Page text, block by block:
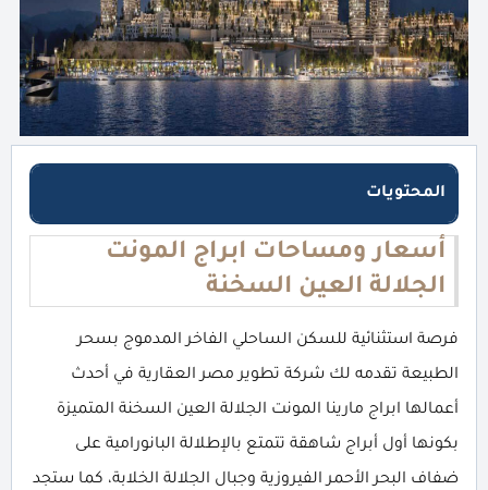
المحتويات
أسعار ومساحات ابراج المونت
الجلالة العين السخنة
فرصة استثنائية للسكن الساحلي الفاخر المدموج بسحر
الطبيعة تقدمه لك شركة تطوير مصر العقارية في أحدث
أعمالها ابراج مارينا المونت الجلالة العين السخنة المتميزة
بكونها أول أبراج شاهقة تتمتع بالإطلالة البانورامية على
ضفاف البحر الأحمر الفيروزية وجبال الجلالة الخلابة، كما ستجد